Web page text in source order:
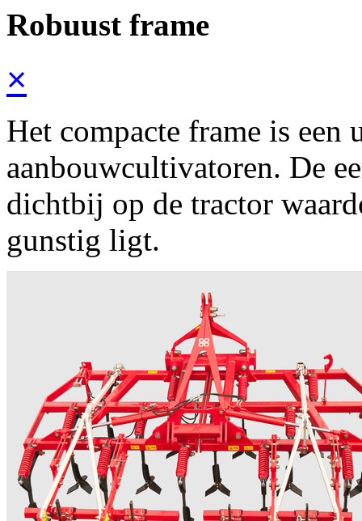
Robuust frame
×
Het compacte frame is
aanbouwcultivatoren. De
dichtbij op de tractor
gunstig ligt.